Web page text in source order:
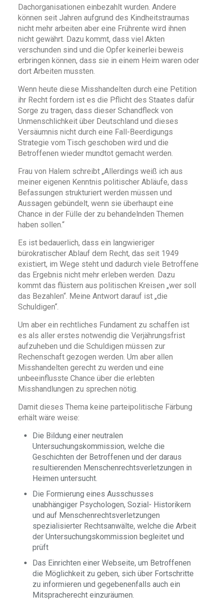
Dachorganisationen einbezahlt wurden. Andere
können seit Jahren aufgrund des Kindheitstraumas
nicht mehr arbeiten aber eine Frührente wird ihnen
nicht gewährt. Dazu kommt, dass viel Akten
verschunden sind und die Opfer keinerlei beweis
erbringen können, dass sie in einem Heim waren oder
dort Arbeiten mussten.
Wenn heute diese Misshandelten durch eine Petition
ihr Recht fordern ist es die Pflicht des Staates dafür
Sorge zu tragen, dass dieser Schandfleck von
Unmenschlichkeit über Deutschland und dieses
Versäumnis nicht durch eine Fall-Beerdigungs
Strategie vom Tisch geschoben wird und die
Betroffenen wieder mundtot gemacht werden.
Frau von Halem schreibt „Allerdings weiß ich aus
meiner eigenen Kenntnis politischer Abläufe, dass
Befassungen strukturiert werden müssen und
Aussagen gebündelt, wenn sie überhaupt eine
Chance in der Fülle der zu behandelnden Themen
haben sollen.“
Es ist bedauerlich, dass ein langwieriger
bürokratischer Ablauf dem Recht, das seit 1949
existiert, im Wege steht und dadurch viele Betroffene
das Ergebnis nicht mehr erleben werden. Dazu
kommt das flüstern aus politischen Kreisen „wer soll
das Bezahlen“. Meine Antwort darauf ist „die
Schuldigen“.
Um aber ein rechtliches Fundament zu schaffen ist
es als aller erstes notwendig die Verjährungsfrist
aufzuheben und die Schuldigen müssen zur
Rechenschaft gezogen werden. Um aber allen
Misshandelten gerecht zu werden und eine
unbeeinflusste Chance über die erlebten
Misshandlungen zu sprechen nötig.
Damit dieses Thema keine parteipolitische Färbung
erhält wäre weise:
Die Bildung einer neutralen
Untersuchungskommission, welche die
Geschichten der Betroffenen und der daraus
resultierenden Menschenrechtsverletzungen in
Heimen untersucht.
Die Formierung eines Ausschusses
unabhängiger Psychologen, Sozial- Historikern
und auf Menschenrechtsverletzungen
spezialisierter Rechtsanwälte, welche die Arbeit
der Untersuchungskommission begleitet und
prüft
Das Einrichten einer Webseite, um Betroffenen
die Möglichkeit zu geben, sich über Fortschritte
zu informieren und gegebenenfalls auch ein
Mitspracherecht einzuräumen.